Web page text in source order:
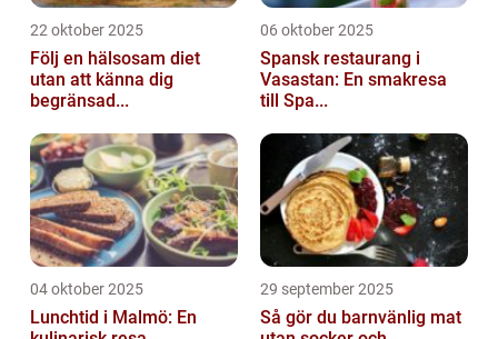
22 oktober 2025
Följ en hälsosam diet
utan att känna dig
begränsad...
06 oktober 2025
Spansk restaurang i
Vasastan: En smakresa
till Spa...
04 oktober 2025
Lunchtid i Malmö: En
29 september 2025
Så gör du barnvänlig mat